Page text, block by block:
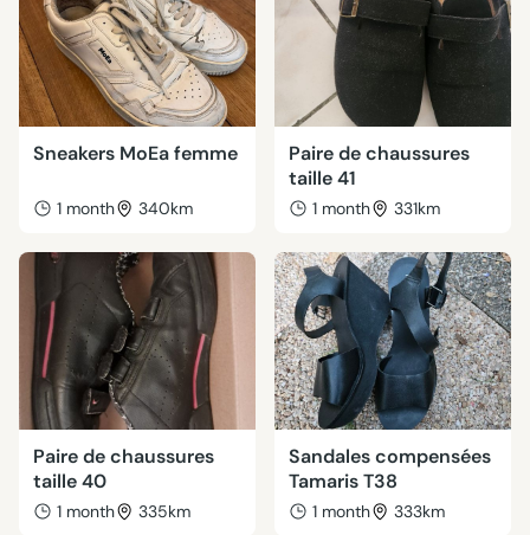
Sneakers MoEa femme
1 month 340km
Paire de chaussures
taille 41
1 month 331km
Paire de chaussures
taille 40
1 month 335km
Sandales compensées
Tamaris T38
1 month 333km